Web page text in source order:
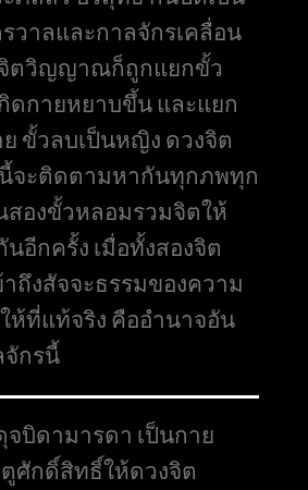
รวาลและกาลจักรเคลื่อน
ตวิญญาณก็ถูกแยกขั้ว
กิดกายหยาบขึ้น และแยก
ขั้วลบเป็นหญิง ดวงจิต
ะติดตามหากันทุกภพทุก
สองขั้วหลอมรวมจิตให้
นอีกครั้ง เมื่อทั้งสองจิต
งสัจจะธรรมของความ
ห้ที่แท้จริง คืออำนาจอัน
จักรนี้
จบิดามารดา เป็นกาย
ศักดิ์สิทธิ์ให้ดวงจิต